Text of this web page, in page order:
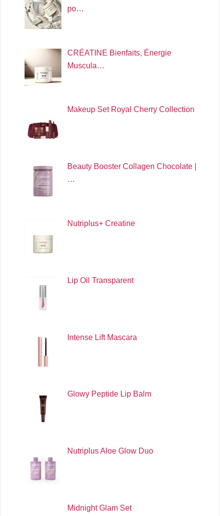
po…
CRÉATINE Bienfaits, Énergie
Muscula…
Makeup Set Royal Cherry Collection
Beauty Booster Collagen Chocolate |
…
Nutriplus+ Creatine
Lip Oil Transparent
Intense Lift Mascara
Glowy Peptide Lip Balm
Nutriplus Aloe Glow Duo
Midnight Glam Set